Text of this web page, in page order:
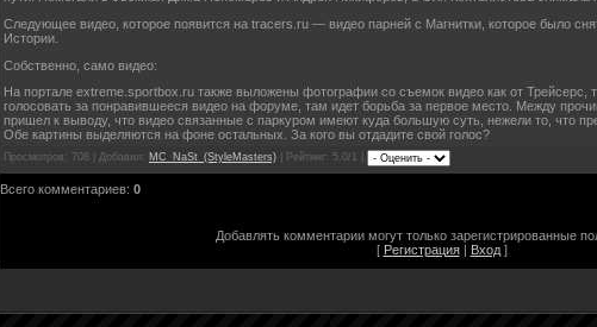
Следующее видео, которое появится на tracers.ru — видео парней с Магнитки, которое было
Истории.
Собственно, само видео:
На портале extreme.sportbox.ru также выложены фотографии со съемок видео как от Трейсерс,
голосовать за понравившееся видео на форуме, там идет борьба за первое место. Между
пришел к выводу, что видео связанные с паркуром имеют куда большую суть, нежели то, что
Обе картины выделяются на фоне остальных. За кого вы отдадите свой голос?
Просмотров: 708 | Добавил: MC_NaSt_(StyleMasters) | Рейтинг: 5.0/1 |
Всего комментариев: 0
Добавлять комментарии могут только зарегистрированные
[ Регистрация| Вход]